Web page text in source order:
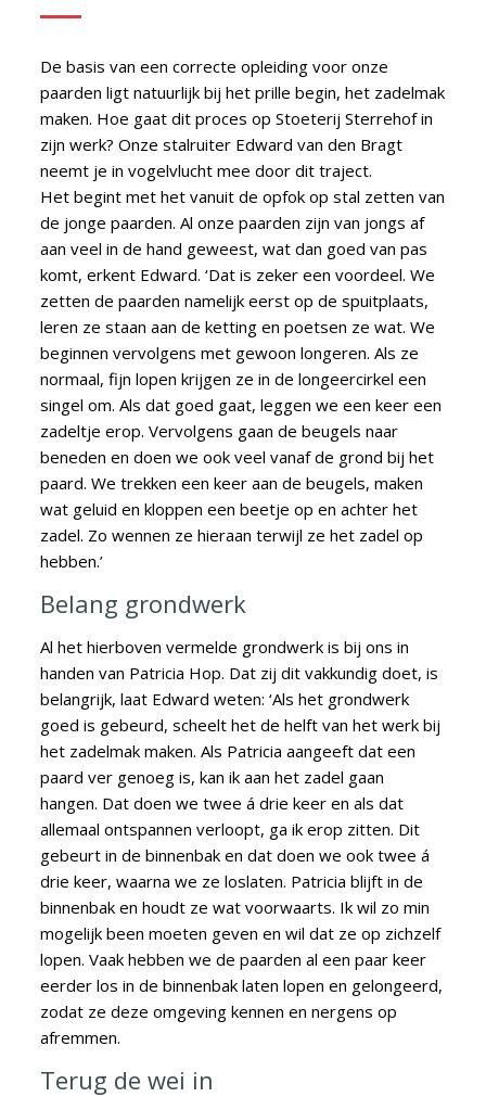
De basis van een correcte opleiding voor onze
paarden ligt natuurlijk bij het prille begin, het zadelmak
maken. Hoe gaat dit proces op Stoeterij Sterrehof in
zijn werk?Onze stalruiter Edward van den Bragt
neemt je in vogelvlucht mee door dit traject.
Het begint met het vanuit de opfok op stal zetten van
de jonge paarden. Al onze paarden zijn van jongs af
aan veel in de hand geweest, wat dan goed van pas
komt, erkent Edward. ‘Dat is zeker een voordeel. We
zetten de paarden namelijk eerst op de spuitplaats,
leren ze staan aan de ketting en poetsen ze wat. We
beginnen vervolgens met gewoon longeren. Als ze
normaal, fijn lopen krijgen ze in de longeercirkel een
singel om. Als dat goed gaat, leggen we een keer een
zadeltje erop. Vervolgens gaan de beugels naar
beneden en doen we ook veel vanaf de grond bij het
paard. We trekken een keer aan de beugels, maken
wat geluid en kloppen een beetje op en achter het
zadel. Zo wennen ze hieraan terwijl ze het zadel op
hebben.’
Belang grondwerk
Al het hierboven vermelde grondwerk is bij ons in
handen van Patricia Hop. Dat zij dit vakkundig doet, is
belangrijk, laat Edward weten: ‘Als het grondwerk
goed is gebeurd, scheelt het de helft van het werk bij
het zadelmak maken. Als Patricia aangeeft dat een
paard ver genoeg is, kan ik aan het zadel gaan
hangen. Dat doen we twee á drie keer en als dat
allemaal ontspannen verloopt, ga ik erop zitten. Dit
gebeurt in de binnenbak en dat doen we ook twee á
drie keer, waarna we ze loslaten. Patricia blijft in de
binnenbak en houdt ze wat voorwaarts. Ik wil zo min
mogelijk been moeten geven en wil dat ze op zichzelf
lopen. Vaak hebben we de paarden al een paar keer
eerder los in de binnenbak laten lopen en gelongeerd,
zodat ze deze omgeving kennen en nergens op
afremmen.
Terug de wei in